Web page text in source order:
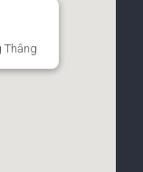
Thắng